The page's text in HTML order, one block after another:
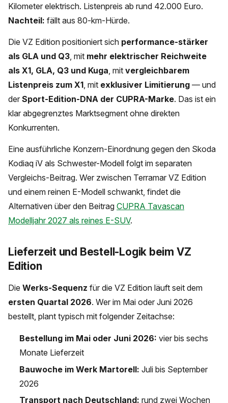
Kilometer elektrisch. Listenpreis ab rund 42.000 Euro.
Nachteil: fällt aus 80-km-Hürde.
Die VZ Edition positioniert sich performance-stärker
als GLA und Q3 , mit mehr elektrischer Reichweite
als X1, GLA, Q3 und Kuga , mit vergleichbarem
Listenpreis zum X1 , mit exklusiver Limitierung — und
der Sport-Edition-DNA der CUPRA-Marke. Das ist ein
klar abgegrenztes Marktsegment ohne direkten
Konkurrenten.
Eine ausführliche Konzern-Einordnung gegen den Skoda
Kodiaq iV als Schwester-Modell folgt im separaten
Vergleichs-Beitrag. Wer zwischen Terramar VZ Edition
und einem reinen E-Modell schwankt, findet die
Alternativen über den Beitrag CUPRA Tavascan
Modelljahr 2027 als reines E-SUV.
Lieferzeit und Bestell-Logik beim VZ
Edition
Die Werks-Sequenz für die VZ Edition läuft seit dem
ersten Quartal 2026. Wer im Mai oder Juni 2026
bestellt, plant typisch mit folgender Zeitachse:
Bestellung im Mai oder Juni 2026: vier bis sechs
Monate Lieferzeit
Bauwoche im Werk Martorell: Juli bis September
2026
Transport nach Deutschland: rund zwei Wochen